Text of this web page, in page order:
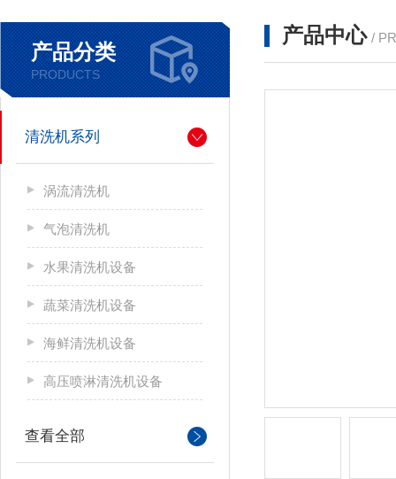
产品分类
PRODUCTS
清洗机系列
涡流清洗机
气泡清洗机
水果清洗机设备
蔬菜清洗机设备
海鲜清洗机设备
高压喷淋清洗机设备
查看全部
产品中心 /